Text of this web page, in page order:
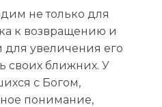
не только для
к возвращению и
увеличения его
своих ближних. У
с Богом,
понимание,